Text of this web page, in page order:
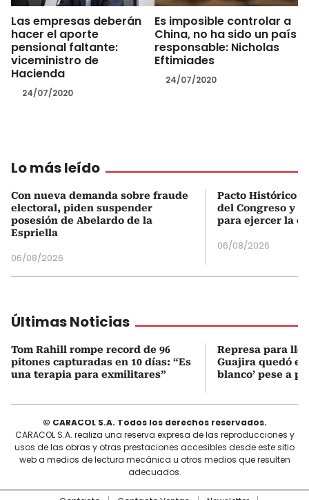
Las empresas deberán
hacer el aporte
pensional faltante:
viceministro de
Hacienda
24/07/2020
Es imposible controlar a
China, no ha sido un país
responsable: Nicholas
Eftimiades
24/07/2020
Lo más leído
Con nueva demanda sobre fraude
electoral, piden suspender
posesión de Abelardo de la
Espriella
06/08/2026
Pacto Histórico
del Congreso y
para ejercer la
06/08/2026
Últimas Noticias
Tom Rahill rompe record de 96
pitones capturadas en 10 días: “Es
una terapia para exmilitares”
Represa para
Guajira quedó en
blanco’ pese a
© CARACOL S.A. Todos los derechos reservados.
CARACOL S.A. realiza una reserva expresa de las reproducciones y
usos de las obras y otras prestaciones accesibles desde este sitio
web a medios de lectura mecánica u otros medios que resulten
adecuados.